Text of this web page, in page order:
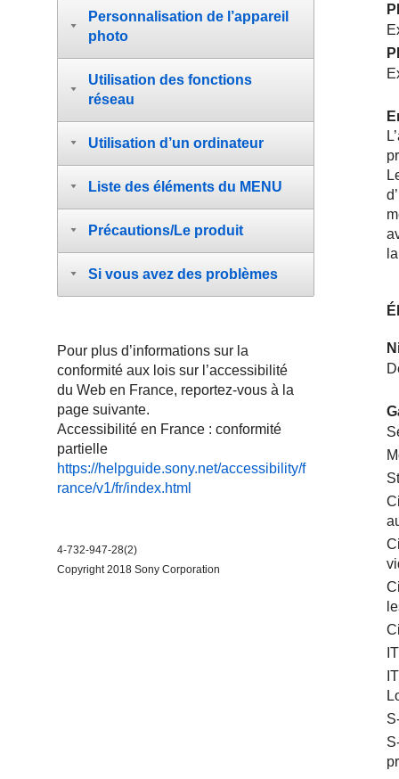
Personnalisation de l’appareil
photo
Utilisation des fonctions
réseau
Utilisation d’un ordinateur
Liste des éléments du MENU
Précautions/Le produit
Si vous avez des problèmes
Pour plus d’informations sur la
conformité aux lois sur l’accessibilité
du Web en France, reportez-vous à la
page suivante.
Accessibilité en France : conformité
partielle
https://helpguide.sony.net/accessibility/f
rance/v1/fr/index.html
4-732-947-28(2)
Copyright 2018 Sony Corporation